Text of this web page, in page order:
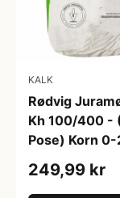
KALK
Rødvig
Kh 100/400 -
Pose) Korn 0-
249,99 kr